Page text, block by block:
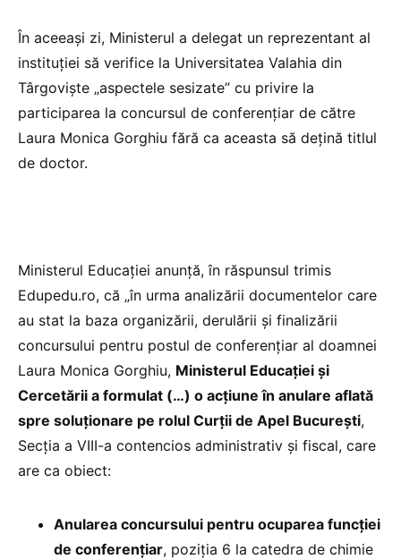
În aceeași zi, Ministerul a delegat un reprezentant al
instituției să verifice la Universitatea Valahia din
Târgoviște „aspectele sesizate” cu privire la
participarea la concursul de conferențiar de către
Laura Monica Gorghiu fără ca aceasta să dețină titlul
de doctor.
Ministerul Educației anunță, în răspunsul trimis
Edupedu.ro, că „în urma analizării documentelor care
au stat la baza organizării, derulării și finalizării
concursului pentru postul de conferențiar al doamnei
Laura Monica Gorghiu, Ministerul Educației și
Cercetării a formulat (…) o acțiune în anulare aflată
spre soluționare pe rolul Curții de Apel București,
Secția a VIII-a contencios administrativ și fiscal, care
are ca obiect:
Anularea concursului pentru ocuparea funcției
de conferențiar, poziția 6 la catedra de chimie